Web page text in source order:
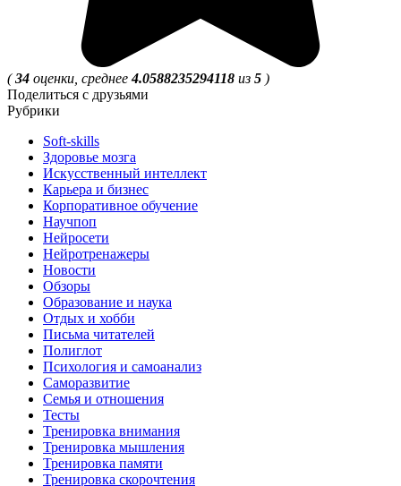
(34 оценки, среднее4.0588235294118 из 5 )
Поделиться с друзьями
Рубрики
Soft-skills
Здоровье мозга
Искусственный интеллект
Карьера и бизнес
Корпоративное обучение
Научпоп
Нейросети
Нейротренажеры
Новости
Обзоры
Образование и наука
Отдых и хобби
Письма читателей
Полиглот
Психология и самоанализ
Саморазвитие
Семья и отношения
Тесты
Тренировка внимания
Тренировка мышления
Тренировка памяти
Тренировка скорочтения